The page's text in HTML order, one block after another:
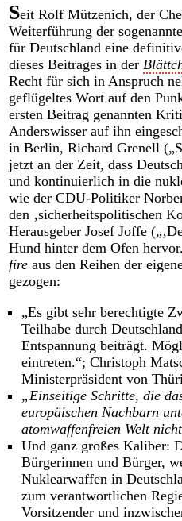
Seit Rolf Mützenich, der
Weiterführung der
für Deutschland eine
dieses Beitrages in der
Recht für sich in Anspruch
geflügeltes Wort auf den
ersten Beitrag genannten
Anderswisser auf ihn
in Berlin, Richard Grenell
jetzt an der Zeit, dass
und kontinuierlich in die
wie der CDU-Politiker
den ‚sicherheitspolitischen
Herausgeber Josef Joffe
Hund hinter dem Ofen
fire aus den Reihen der
gezogen:
„Es gibt sehr berechtigte
Teilhabe durch
Entspannung beiträgt.
eintreten.“; Christoph
Ministerpräsident von
„Einseitige Schritte, die
europäischen Nachbarn
atomwaffenfreien Welt
Und ganz großes Kaliber:
Bürgerinnen und Bürger,
Nuklearwaffen in
zum verantwortlichen
Vorsitzender und